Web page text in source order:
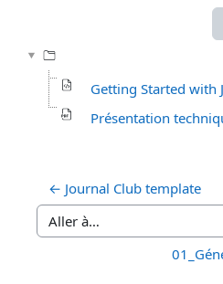
Getting Started with
Présentation
← Journal Club template
Aller à…